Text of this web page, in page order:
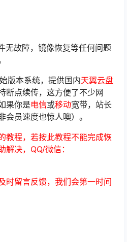
无故障，镜像恢复等任何问题
版本系统，提供国内天翼云盘
断点续传，这方便了不少网
果你是电信或移动宽带，站长
会员速度也惊人噢）。
教程，若按此教程不能完成恢
解决，QQ/微信：
时留言反馈，我们会第一时间